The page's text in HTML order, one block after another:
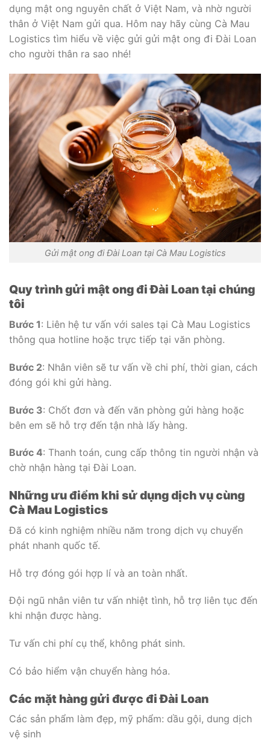
dụng mật ong nguyên chất ở Việt Nam, và nhờ người
thân ở Việt Nam gửi qua. Hôm nay hãy cùng Cà Mau
Logistics tìm hiểu về việc gửi gửi mật ong đi Đài Loan
cho người thân ra sao nhé!
Gửi mật ong đi Đài Loan tại Cà Mau Logistics
Quy trình gửi mật ong đi Đài Loan tại chúng
tôi
Bước 1: Liên hệ tư vấn với sales tại Cà Mau Logistics
thông qua hotline hoặc trực tiếp tại văn phòng.
Bước 2: Nhân viên sẽ tư vấn về chi phí, thời gian, cách
đóng gói khi gửi hàng.
Bước 3: Chốt đơn và đến văn phòng gửi hàng hoặc
bên em sẽ hỗ trợ đến tận nhà lấy hàng.
Bước 4: Thanh toán, cung cấp thông tin người nhận và
chờ nhận hàng tại Đài Loan.
Những ưu điểm khi sử dụng dịch vụ cùng
Cà Mau Logistics
Đã có kinh nghiệm nhiều năm trong dịch vụ chuyển
phát nhanh quốc tế.
Hỗ trợ đóng gói hợp lí và an toàn nhất.
Đội ngũ nhân viên tư vấn nhiệt tình, hỗ trợ liên tục đến
khi nhận được hàng.
Tư vấn chi phí cụ thể, không phát sinh.
Có bảo hiểm vận chuyển hàng hóa.
Các mặt hàng gửi được đi Đài Loan
Các sản phẩm làm đẹp, mỹ phẩm: dầu gội, dung dịch
vệ sinh